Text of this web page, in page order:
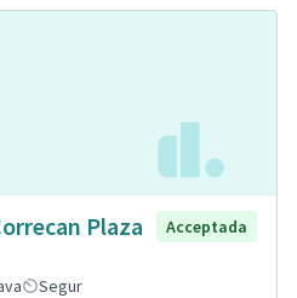
Plaza
Acceptada
Segur